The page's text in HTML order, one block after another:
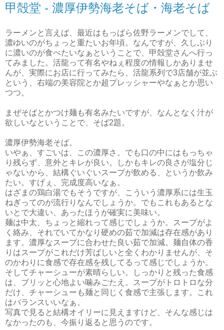
甲殻堂 - 濃厚伊勢海老そば・海老そば
ラーメンと言えば、最近はもっぱら佐野ラーメンでして、
濃ゆいのがちょっと重たいお年頃。なんですが、久しぶり
に濃いのが食べたいなぁということで、甲殻堂さんへ行っ
てみました。活龍って有名やねぇ程度の情報しかありませ
んが、実際にお店に行ってみたら、活龍系列で3店舗が並ぶ
という、右端の美容院とか超プレッシャーやなぁとか思い
つつ。
まぜそばとかつけ麺も有名みたいですが、なんとなく汁が
欲しいなということで、そば2題。
濃厚伊勢海老そば。
いやぁ、すごいは、この濃厚さ。でも口の中にはもっちゃ
り残らず、意外とキレが良い。しかもキレの良さが塩分じ
ゃないから、結構ぐいぐいスープが飲める、というか飲み
たい。すげぇ、完成度高いなぁ。
はざまの鶏白湯でもそうですが、こういう濃厚系には生玉
ねぎってのが流行りなんでしょうか。でもこれもあるとな
いとで大違い、あったほうが確実に美味い。
麺は中太、ちょっと縮れって感じでしょうか。スープがよ
く絡み、それでいてかなり硬めの茹で加減は存在感があり
ます。濃厚なスープに合わせた良い茹で加減。麺自体の香
りはスープがこれだけ芳ばしいと全くわかりませんが、そ
のかわりに食感で存在感を残してるって感じでしょうか。
そしてチャーシューが素晴らしい。しっかりと残った食感
は、ブリッと心地よい噛みごたえ。スープがトロトロな分
だけ、チャーシューも麺と同じく食感で主張します。これ
はバランスいいなぁ。
写真で見ると結構オイリーに見えますけど、そんな感じは
なかったのも、今振り返ると思うのです。